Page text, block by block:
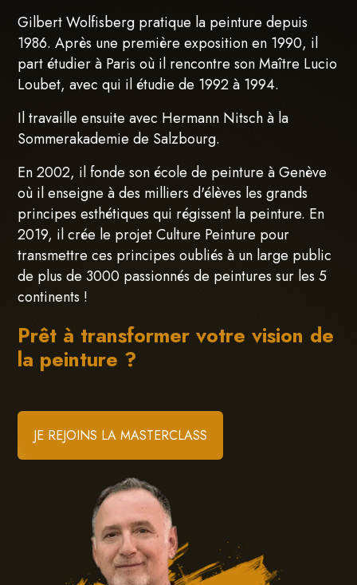
Gilbert Wolfisberg pratique la peinture depuis
1986. Après une première exposition en 1990, il
part étudier à Paris où il rencontre son Maître Lucio
Loubet, avec qui il étudie de 1992 à 1994.
Il travaille ensuite avec Hermann Nitsch à la
Sommerakademie de Salzbourg.
En 2002, il fonde son école de peinture à Genève
où il enseigne à des milliers d'élèves les grands
principes esthétiques qui régissent la peinture. En
2019, il crée le projet Culture Peinture pour
transmettre ces principes oubliés à un large public
de plus de 3000 passionnés de peintures sur les 5
continents !
Prêt à transformer votre vision de
la peinture ?
JE REJOINS LA MASTERCLASS